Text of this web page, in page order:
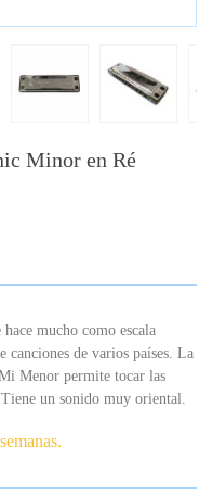
Minor en Ré
mucho como escala
de varios países. La
Menor permite tocar las
Tiene un sonido muy oriental.